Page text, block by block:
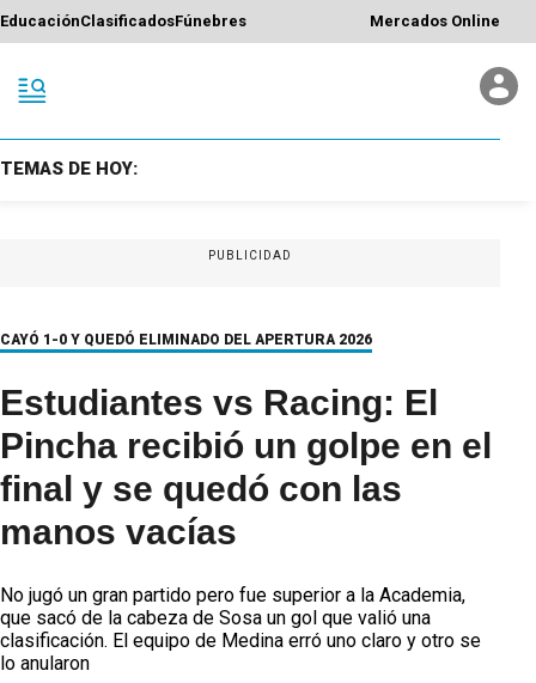
EducaciónClasificadosFúnebres Mercados Online
TEMAS DE HOY:
PUBLICIDAD
CAYÓ 1-0 Y QUEDÓ ELIMINADO DEL APERTURA 2026
Estudiantes vs Racing: El
Pincha recibió un golpe en el
final y se quedó con las
manos vacías
No jugó un gran partido pero fue superior a la Academia,
que sacó de la cabeza de Sosa un gol que valió una
clasificación. El equipo de Medina erró uno claro y otro se
lo anularon